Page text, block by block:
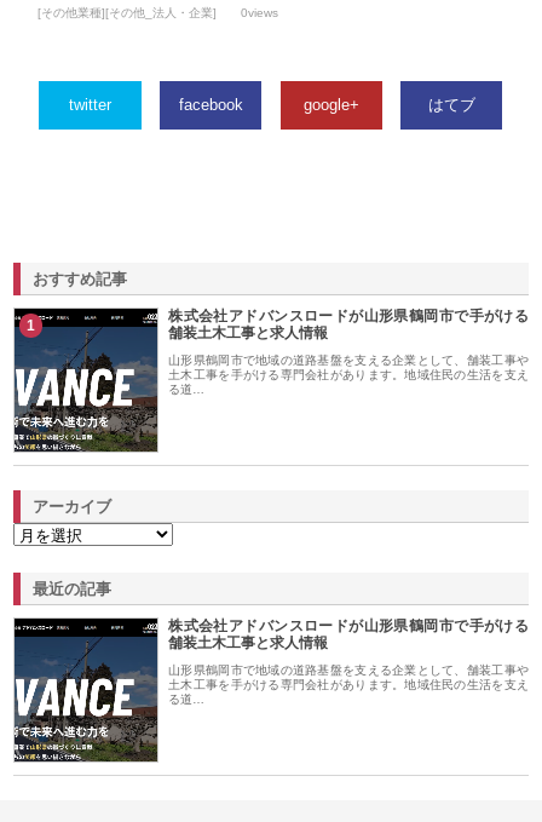
[その他業種][その他_法人・企業] 0views
twitter facebook google+ はてブ
おすすめ記事
1
株式会社アドバンスロードが山形県鶴岡市で手がける
舗装土木工事と求人情報
山形県鶴岡市で地域の道路基盤を支える企業として、舗装工事や
土木工事を手がける専門会社があります。地域住民の生活を支え
る道…
アーカイブ
最近の記事
株式会社アドバンスロードが山形県鶴岡市で手がける
舗装土木工事と求人情報
山形県鶴岡市で地域の道路基盤を支える企業として、舗装工事や
土木工事を手がける専門会社があります。地域住民の生活を支え
る道…